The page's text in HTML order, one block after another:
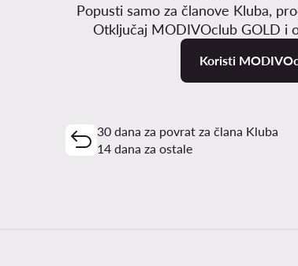
Popusti samo za članove Kluba,
Otključaj MODIVOclub GOLD i
Koristi
30 dana za povrat za člana Kluba
14 dana za ostale